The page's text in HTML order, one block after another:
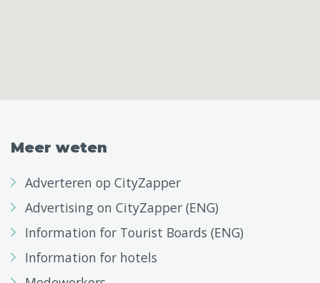
Meer weten
Adverteren op CityZapper
Advertising on CityZapper (ENG)
Information for Tourist Boards (ENG)
Information for hotels